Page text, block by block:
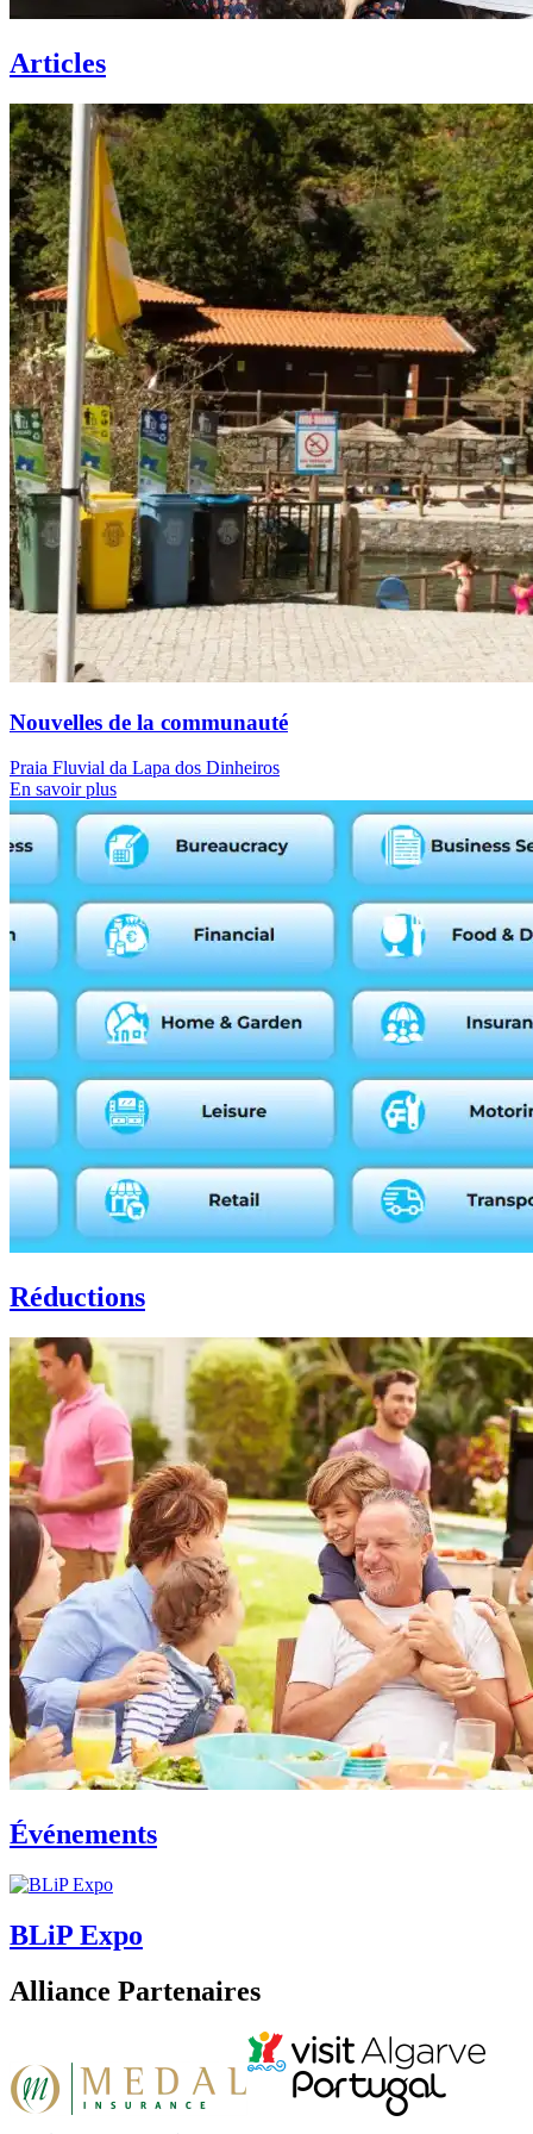
Articles
Nouvelles de la communauté
Praia Fluvial da Lapa dos Dinheiros
En savoir plus
Réductions
Événements
BLiP Expo
Alliance Partenaires